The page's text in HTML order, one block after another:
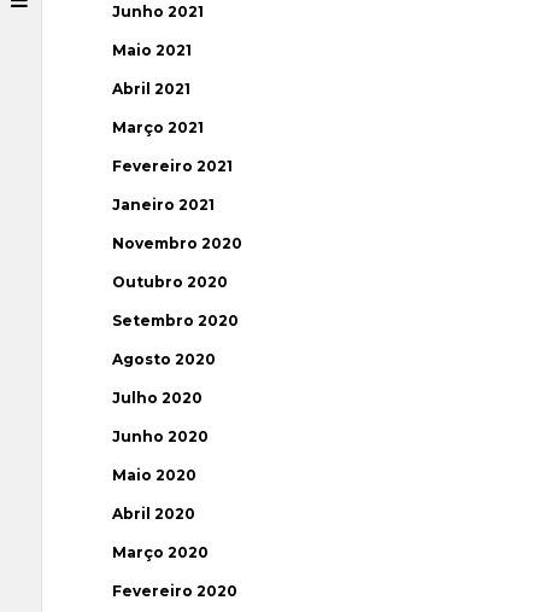
Junho 2021
Maio 2021
Abril 2021
Março 2021
Fevereiro 2021
Janeiro 2021
Novembro 2020
Outubro 2020
Setembro 2020
Agosto 2020
Julho 2020
Junho 2020
Maio 2020
Abril 2020
Março 2020
Fevereiro 2020